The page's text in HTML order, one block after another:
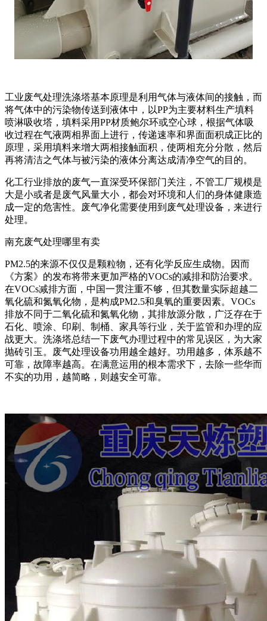
工业废气处理洗涤塔基本原理是利用气体与液体间的接触，而
将气体中的污染物传送到液体中，以PP为主要材料生产填料
喷淋吸收塔，填料采用PP材质鲍尔环或空心球，根据气体吸
收过程在气液两相界面上进行，传递速率和界面面积成正比的
原理，采用填料来增大两相接触面积，使两相充分分散，然后
再将清洁之气体与被污染的液体分离达成清净空气的目的。
化工行业排放的废气一直深受环保部门关注，不管工厂规模是
大是小或者是废气风量大小，都会对环境和人们的身体健康造
成一定的危害性。废气净化需要使用到废气处理设备，来进行
处理。
南充废气处理哪里有卖
PM2.5的来源不仅仅是颗粒物，还有化学反应生成物。因而
《方案》的发布将带来更加严格的VOCs的减排和防治要求。
在VOCs减排方面，中国一贯注重不够，但其数量实际超越二
氧化硫和氮氧化物，是构成PM2.5和臭氧的重要因素。VOCs
排放不同于二氧化硫和氮氧化物，其排放源分散，广泛存在于
石化、喷涂、印刷、制桶、家具等行业，关于监管和办理的应
战更大。洗涤塔总结一下废气办理过程中的常见误区，为大家
抛砖引玉。废气处理设备功用越全越好。功用越多，体系越不
可靠，故障率越高。在满意运用的根本需求下，去除一些华而
不实的功用，越简略，则越安全可靠。